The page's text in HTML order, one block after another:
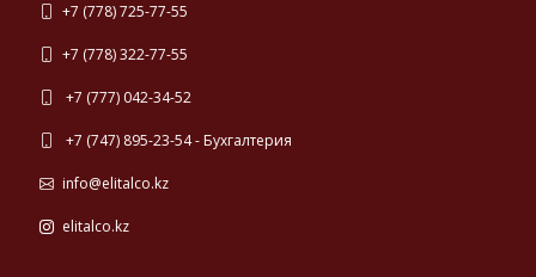
+7 (778) 725-77-55
+7 (778) 322-77-55
+7 (777) 042-34-52
+7 (747) 895-23-54 - Бухгалтерия
info@elitalco.kz
elitalco.kz